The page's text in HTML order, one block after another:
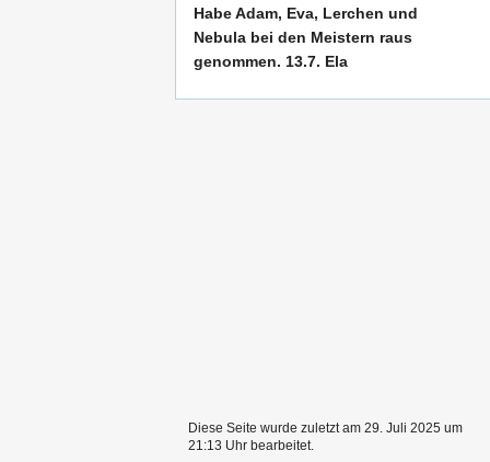
Habe Adam, Eva, Lerchen und
Nebula bei den Meistern raus
genommen. 13.7. Ela
Diese Seite wurde zuletzt am 29. Juli 2025 um
21:13 Uhr bearbeitet.